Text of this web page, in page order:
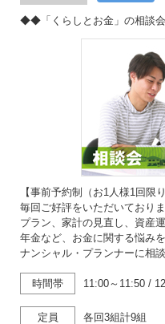
◆◆「くらしとお金」の相談
【事前予約制（お1人様1回限り
毎回ご好評をいただいており
プラン、家計の見直し、資産
年金など、お金に関する悩み
ナンシャル・プランナーに相
時間帯 11:00～11:50 /
定員 各回3組計9組